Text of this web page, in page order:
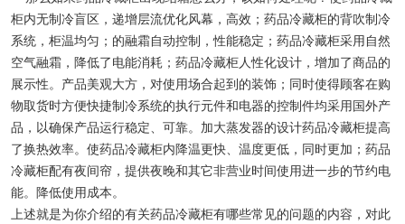
柜内无制冷盲区，递增层流优化风幕，高效；药品冷藏柜的背吹制冷
系统，柜温均匀；的融霜自动控制，性能稳定；药品冷藏柜采用自然
空气融霜，降低了电能消耗；药品冷藏柜人性化设计，增加了商品的
展示性。产品美观大方，对使用场合起到的装饰；同时使得顾客在购
物取货时方便快捷制冷系统的执行元件和电器的控制件均采用国外产
品，以确保产品运行稳定、可靠。加大蒸发器的设计药品冷藏柜提高
了换热效率。使药品冷藏柜内降温更快、温度更低，同时更加；药品
冷藏柜配有夜间帘，提供夜晚和其它非营业时间使用进一步的节约电
能。降低使用成本。
上述就是为你介绍的有关药品冷藏柜有哪些常见的问题的内容，对此